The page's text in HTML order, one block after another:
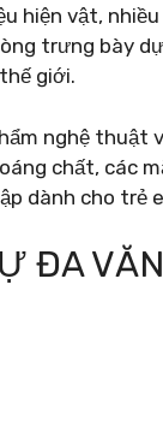
hiện vật,
trưng bày
giới.
nghệ thuật
chất, các
dành cho trẻ
ĐA